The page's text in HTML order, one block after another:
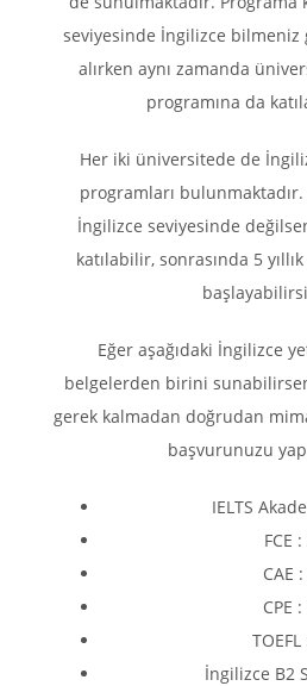
seviyesinde İngilizce bilmeniz
alırken aynı zamanda
programına da
Her iki üniversitede de
programları
İngilizce seviyesinde
katılabilir, sonrasında 5
Eğer aşağıdaki İngilizce
belgelerden birini
gerek kalmadan doğrudan
başvurunuzu
IELTS
FCE :
CAE
CPE :
TOEFL
İngilizce B2